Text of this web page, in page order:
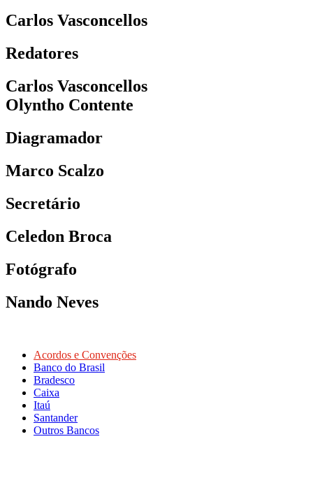
Carlos Vasconcellos
Redatores
Carlos Vasconcellos
Olyntho Contente
Diagramador
Marco Scalzo
Secretário
Celedon Broca
Fotógrafo
Nando Neves
Acordos e Convenções
Banco do Brasil
Bradesco
Caixa
Itaú
Santander
Outros Bancos